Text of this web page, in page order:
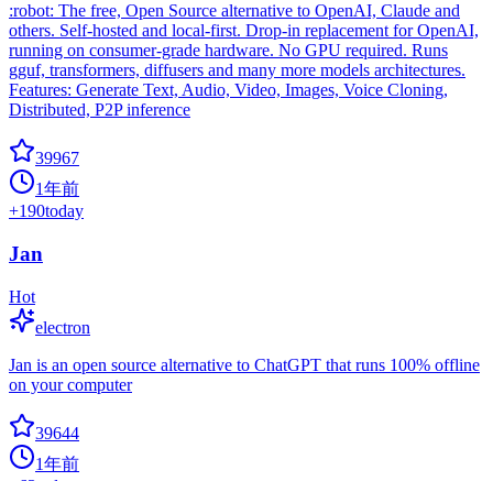
:robot: The free, Open Source alternative to OpenAI, Claude and
others. Self-hosted and local-first. Drop-in replacement for OpenAI,
running on consumer-grade hardware. No GPU required. Runs
gguf, transformers, diffusers and many more models architectures.
Features: Generate Text, Audio, Video, Images, Voice Cloning,
Distributed, P2P inference
39967
1年前
+190today
Jan
Hot
electron
Jan is an open source alternative to ChatGPT that runs 100% offline
on your computer
39644
1年前